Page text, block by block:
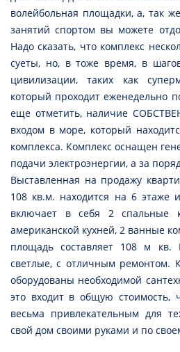
волейбольная площадки, а, так
занятий спортом вы можете
Надо сказать, что комплекс
суеты, но, в тоже время, в
цивилизации, таких как
который проходит еженедельно
еще отметить, наличие
входом в море, который
комплекса. Комплекс оснащен
подачи электроэнергии, а за
Выставленная на продажу
108 кв.м. находится на 6 этаже
включает в себя 2 спальные
американской кухней, 2 ванные
площадь составляет 108 м
светлые, с отличным ремонтом.
оборудованы необходимой
это входит в общую стоимость,
весьма привлекательным для
свой дом своими руками и по